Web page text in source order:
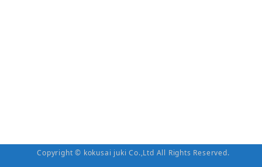
Copyright © kokusai juki Co.,Ltd All Rights Reserved.